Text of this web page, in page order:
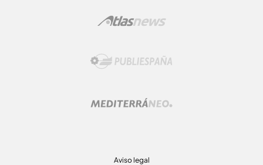
Aviso legal